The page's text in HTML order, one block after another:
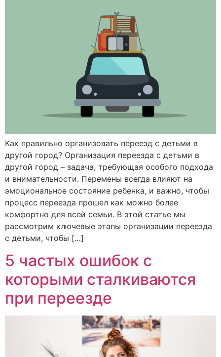
Как правильно организовать переезд с детьми в
другой город? Организация переезда с детьми в
другой город – задача, требующая особого подхода
и внимательности. Перемены всегда влияют на
эмоциональное состояние ребенка, и важно, чтобы
процесс переезда прошел как можно более
комфортно для всей семьи. В этой статье мы
рассмотрим ключевые этапы организации переезда
с детьми, чтобы […]
5 частых ошибок с
которыми сталкиваются
при переезде